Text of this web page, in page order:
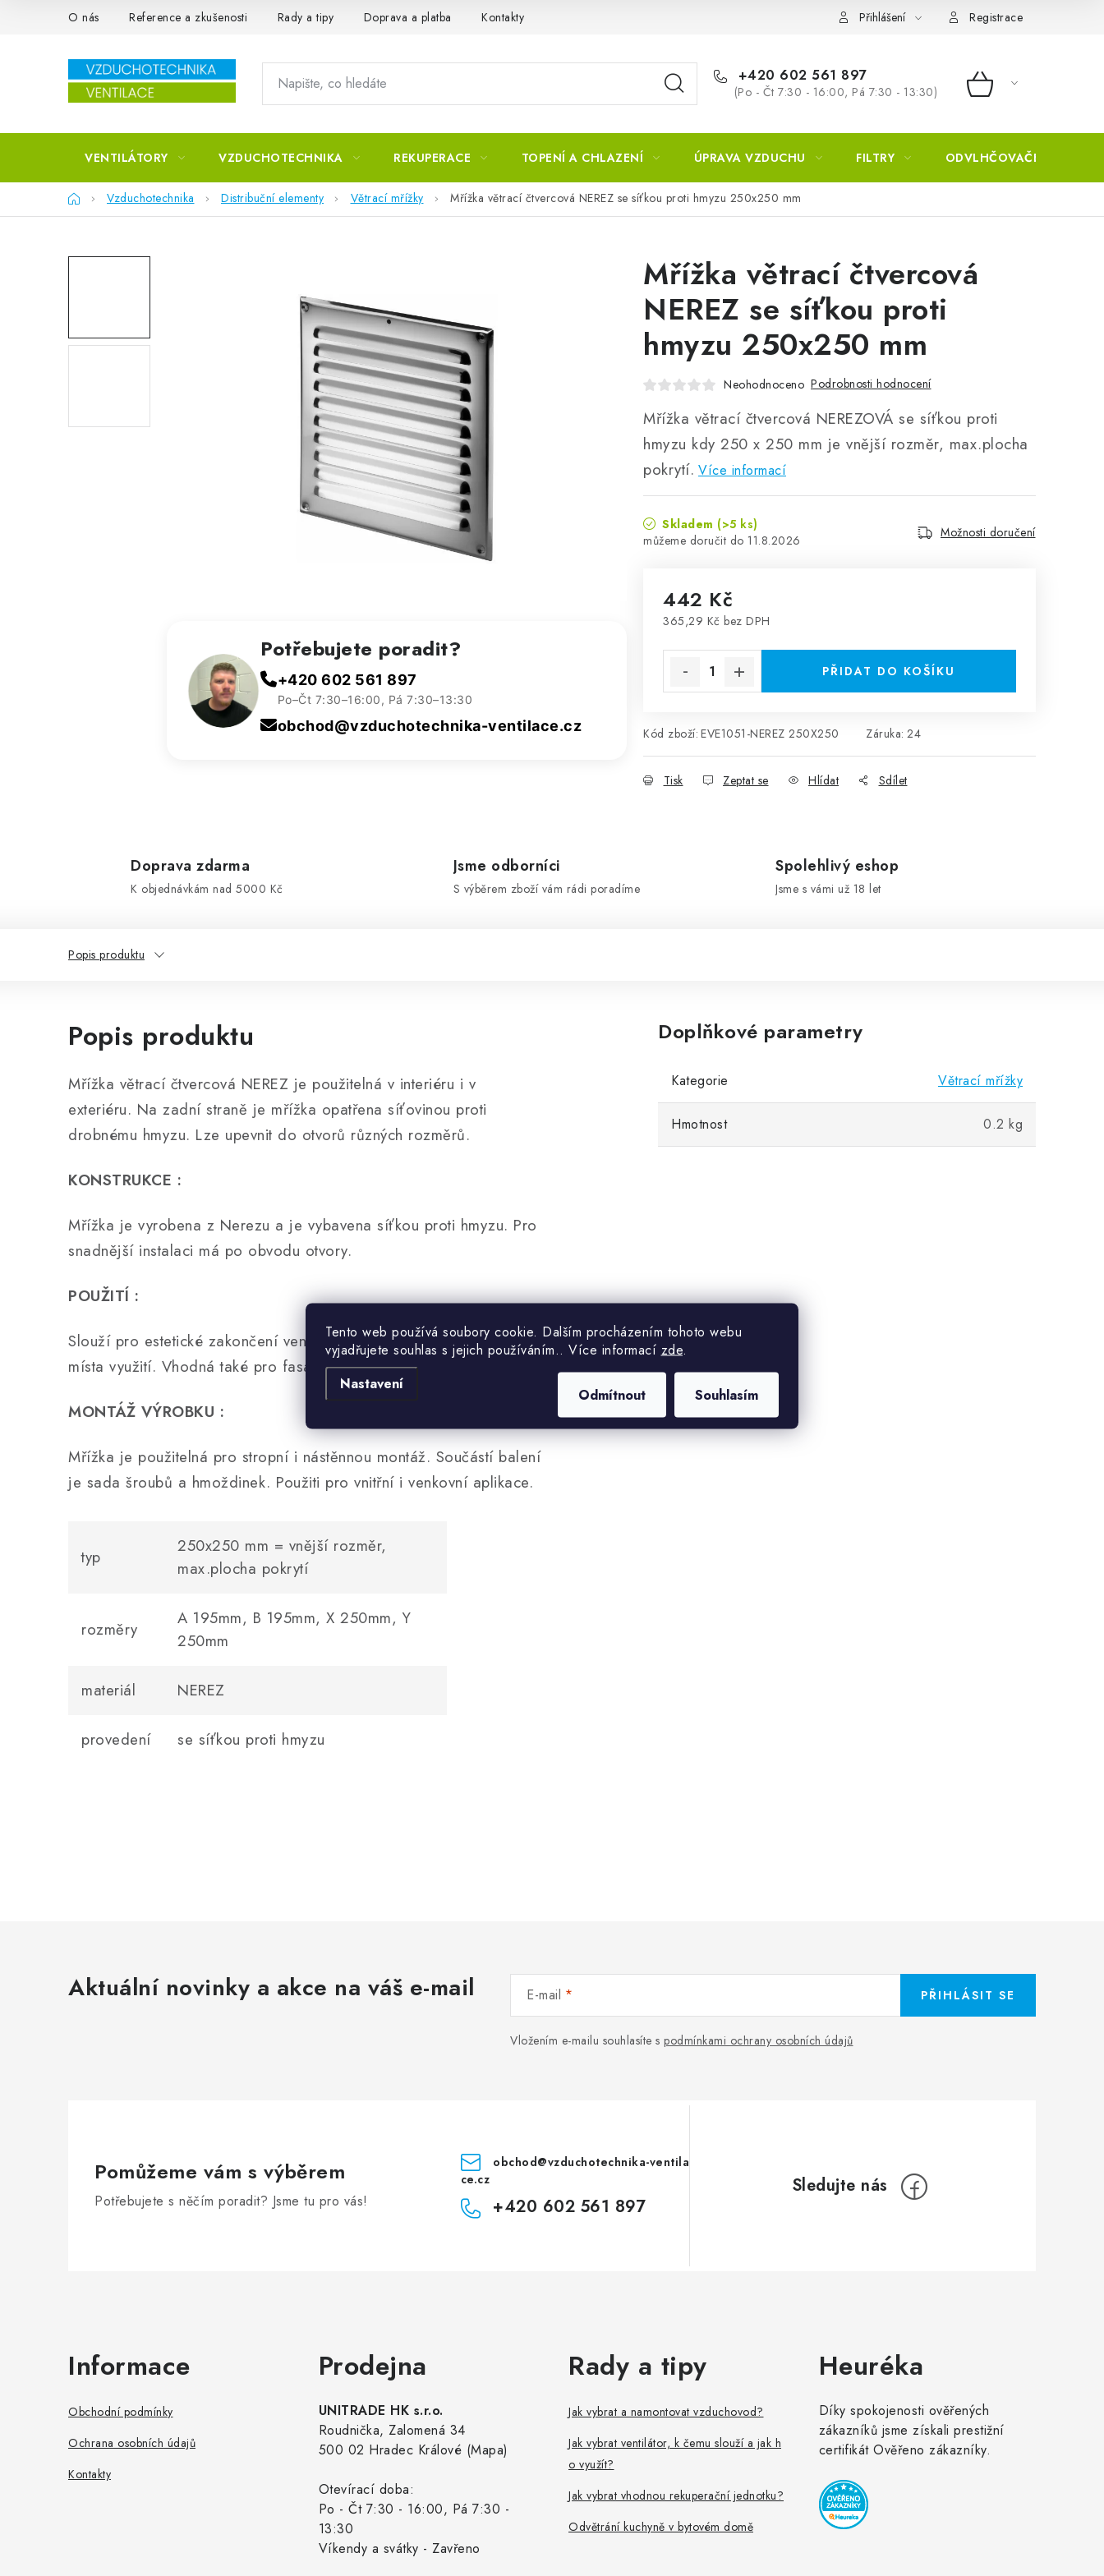
Tento web používá soubory cookie. Dalším procházením tohoto webu
vyjadřujete souhlas s jejich používáním.. Více informací zde.
Nastavení
Odmítnout Souhlasím
Přejít na obsahO nás Reference a zkušenosti Rady a tipy Doprava a platba Kontakty Přihlášení Registrace
+420 602 561 897
(Po - Čt 7:30 - 16:00, Pá 7:30 - 13:30) NÁKUPNÍ
VENTILÁTORY VZDUCHOTECHNIKA REKUPERACE TOPENÍ A CHLAZENÍ ÚPRAVA VZDUCHU FILTRY ODVLHČOVAČE
DomůVzduchotechnika Distribuční elementy Větrací mřížky Mřížka větrací čtvercová NEREZ se síťkou proti hmyzu 250x250 mm
Mřížka větrací čtvercová
NEREZ se síťkou proti
hmyzu 250x250 mm
Neohodnoceno Podrobnosti hodnocení
Mřížka větrací čtvercová NEREZOVÁ se síťkou proti
hmyzu kdy 250 x 250 mm je vnější rozměr, max.plocha
pokrytí. Více informací
Skladem (>5 ks)
11.8.2026
Možnosti doručení
442 Kč
365,29 Kč bez DPH
PŘIDAT DO KOŠÍKU
Kód zboží: EVE1051-NEREZ 250X250 Záruka: 24
Tisk Zeptat se Hlídat Sdílet
Potřebujete poradit?
+420 602 561 897
Po–Čt 7:30–16:00, Pá 7:30–13:30
obchod@vzduchotechnika-ventilace.cz
Doprava zdarma
K objednávkám nad 5000 Kč
Jsme odborníci
S výběrem zboží vám rádi poradíme
Spolehlivý eshop
Jsme s vámi už 18 let
Popis produktu
Popis produktu
Mřížka větrací čtvercová NEREZ je použitelná v interiéru i v
exteriéru. Na zadní straně je mřížka opatřena síťovinou proti
drobnému hmyzu. Lze upevnit do otvorů různých rozměrů.
KONSTRUKCE :
Mřížka je vyrobena z Nerezu a je vybavena síťkou proti hmyzu. Pro
snadnější instalaci má po obvodu otvory.
POUŽITÍ :
Slouží pro estetické zakončení ventilačního vedení, univerzální dle
místa využití. Vhodná také pro fasádní, nebo stropní aplikace.
MONTÁŽ VÝROBKU :
Mřížka je použitelná pro stropní i nástěnnou montáž. Součástí balení
je sada šroubů a hmoždinek. Použiti pro vnitřní i venkovní aplikace.
typ
250x250 mm = vnější rozměr,
max.plocha pokrytí
rozměry
A 195mm, B 195mm, X 250mm, Y
250mm
materiál NEREZ
provedení se síťkou proti hmyzu
Doplňkové parametry
Kategorie Větrací mřížky
Hmotnost 0.2 kg
Aktuální novinky a akce na váš e-mail E-mail
Vložením e-mailu souhlasíte s podmínkami ochrany osobních údajů
PŘIHLÁSIT SE
Pomůžeme vám s výběrem
Potřebujete s něčím poradit? Jsme tu pro vás!
obchod@vzduchotechnika-ventila
ce.cz
+420 602 561 897
Informace
Obchodní podmínky
Ochrana osobních údajů
Kontakty
Prodejna
UNITRADE HK s.r.o.
Roudnička, Zalomená 34
500 02 Hradec Králové (Mapa)
Otevírací doba:
Po - Čt 7:30 - 16:00, Pá 7:30 -
13:30
Víkendy a svátky - Zavřeno
Rady a tipy
Jak vybrat a namontovat vzduchovod?
Jak vybrat ventilátor, k čemu slouží a jak h
o využít?
Jak vybrat vhodnou rekuperační jednotku?
Odvětrání kuchyně v bytovém domě
Heuréka
Díky spokojenosti ověřených
zákazníků jsme získali prestižní
certifikát Ověřeno zákazníky.